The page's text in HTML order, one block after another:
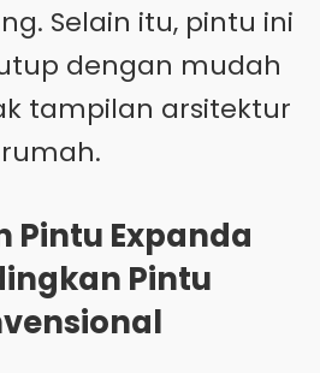
Selain itu, pintu ini
dengan mudah
tampilan arsitektur
rumah.
Pintu Expanda
Pintu